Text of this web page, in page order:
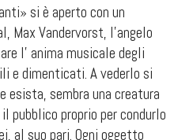
si è aperto con un
Max Vandervorst, l’angelo
l’ anima musicale degli
e dimenticati. A vederlo si
esista, sembra una creatura
pubblico proprio per condurlo
al suo pari. Ogni oggetto